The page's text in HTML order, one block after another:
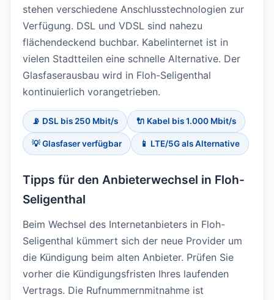
stehen verschiedene Anschlusstechnologien zur
Verfügung. DSL und VDSL sind nahezu
flächendeckend buchbar. Kabelinternet ist in
vielen Stadtteilen eine schnelle Alternative. Der
Glasfaserausbau wird in Floh-Seligenthal
kontinuierlich vorangetrieben.
📡 DSL bis 250 Mbit/s 🔌 Kabel bis 1.000 Mbit/s
💡 Glasfaser verfügbar 📱 LTE/5G als Alternative
Tipps für den Anbieterwechsel in Floh-
Seligenthal
Beim Wechsel des Internetanbieters in Floh-
Seligenthal kümmert sich der neue Provider um
die Kündigung beim alten Anbieter. Prüfen Sie
vorher die Kündigungsfristen Ihres laufenden
Vertrags. Die Rufnummernmitnahme ist